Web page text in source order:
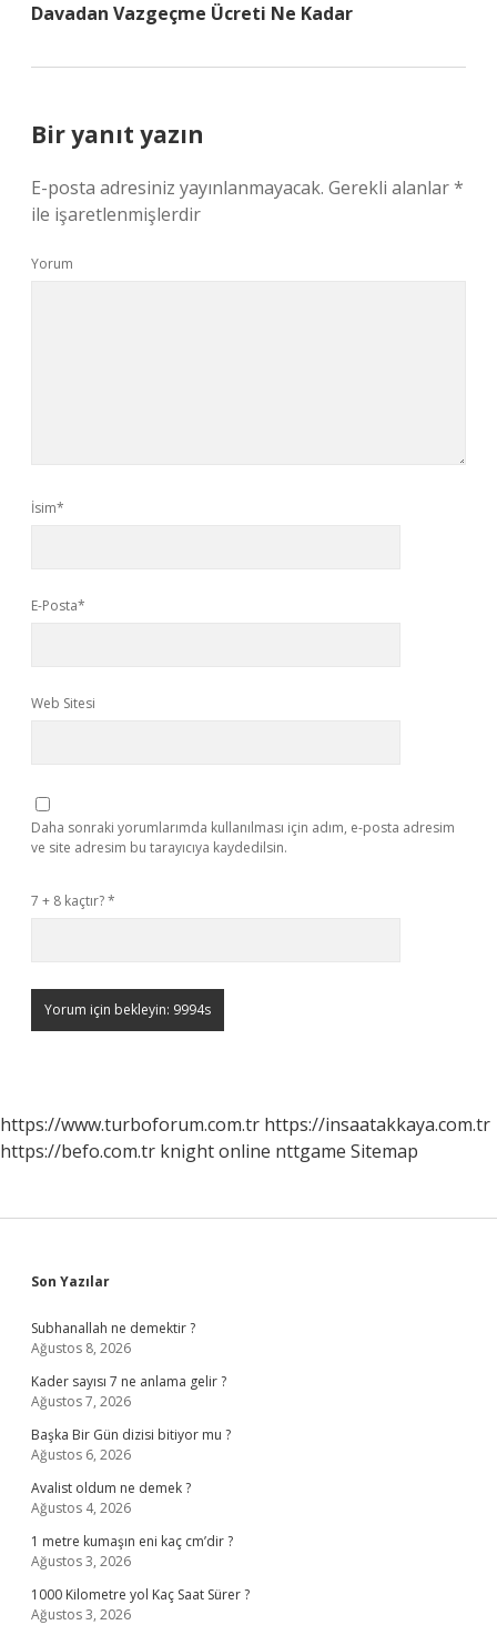
Davadan Vazgeçme Ücreti Ne Kadar
Bir yanıt yazın
E-posta adresiniz yayınlanmayacak. Gerekli alanlar*
ile işaretlenmişlerdir
Yorum
İsim*
E-Posta*
Web Sitesi
Daha sonraki yorumlarımda kullanılması için adım, e-posta adresim
ve site adresim bu tarayıcıya kaydedilsin.
7 + 8 kaçtır?*
https://www.turboforum.com.tr https://insaatakkaya.com.tr
https://befo.com.tr knight online nttgame Sitemap
Sidebar
Son Yazılar
Subhanallah ne demektir ?
Ağustos 8, 2026
Kader sayısı 7 ne anlama gelir ?
Ağustos 7, 2026
Başka Bir Gün dizisi bitiyor mu ?
Ağustos 6, 2026
Avalist oldum ne demek ?
Ağustos 4, 2026
1 metre kumaşın eni kaç cm’dir ?
Ağustos 3, 2026
1000 Kilometre yol Kaç Saat Sürer ?
Ağustos 3, 2026